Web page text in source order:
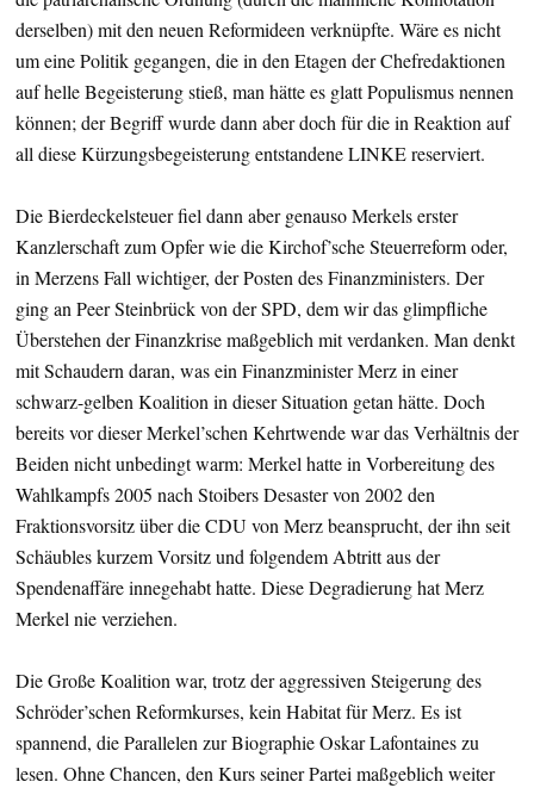
derselben) mit den neuen Reformideen verknüpfte. Wäre es nicht
um eine Politik gegangen, die in den Etagen der Chefredaktionen
auf helle Begeisterung stieß, man hätte es glatt Populismus nennen
können; der Begriff wurde dann aber doch für die in Reaktion auf
all diese Kürzungsbegeisterung entstandene LINKE reserviert.
Die Bierdeckelsteuer fiel dann aber genauso Merkels erster
Kanzlerschaft zum Opfer wie die Kirchof’sche Steuerreform oder,
in Merzens Fall wichtiger, der Posten des Finanzministers. Der
ging an Peer Steinbrück von der SPD, dem wir das glimpfliche
Überstehen der Finanzkrise maßgeblich mit verdanken. Man denkt
mit Schaudern daran, was ein Finanzminister Merz in einer
schwarz-gelben Koalition in dieser Situation getan hätte. Doch
bereits vor dieser Merkel’schen Kehrtwende war das Verhältnis der
Beiden nicht unbedingt warm: Merkel hatte in Vorbereitung des
Wahlkampfs 2005 nach Stoibers Desaster von 2002 den
Fraktionsvorsitz über die CDU von Merz beansprucht, der ihn seit
Schäubles kurzem Vorsitz und folgendem Abtritt aus der
Spendenaffäre innegehabt hatte. Diese Degradierung hat Merz
Merkel nie verziehen.
Die Große Koalition war, trotz der aggressiven Steigerung des
Schröder’schen Reformkurses, kein Habitat für Merz. Es ist
spannend, die Parallelen zur Biographie Oskar Lafontaines zu
lesen. Ohne Chancen, den Kurs seiner Partei maßgeblich weiter